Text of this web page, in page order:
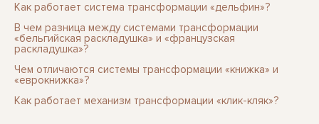
Как работает система трансформации «дельфин»?
В чем разница между системами трансформации
«бельгийская раскладушка» и «французская
раскладушка»?
Чем отличаются системы трансформации «книжка» и
«еврокнижка»?
Как работает механизм трансформации «клик-кляк»?